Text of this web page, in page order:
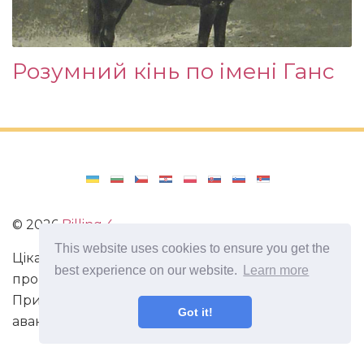
This website uses cookies to ensure you get the
best experience on our website.
Learn more
Got it!
Розумний кінь по імені Ганс
© 2026 Billing 4
Цікаві та захоплюючі факти з усього світу. Статті
про виживання в непередбачених ситуаціях.
Пригоди, маршрути і спосіб життя сучасного
авантюриста. Все про мистецтво магії.